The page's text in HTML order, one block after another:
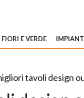
FIORI E VERDE
tavoli design